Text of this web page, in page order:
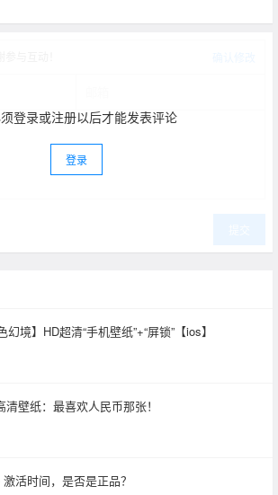
登录或注册以后才能发表评论
登录
境】HD超清“手机壁纸”+“屏锁”【ios】
壁纸：最喜欢人民币那张！
活时间，是否是正品？